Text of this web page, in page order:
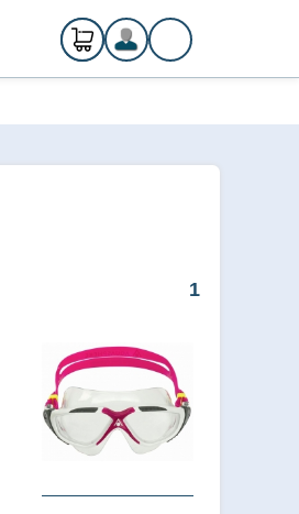
0ks
€ 0,00
Registrácia
Prihlásenie
1